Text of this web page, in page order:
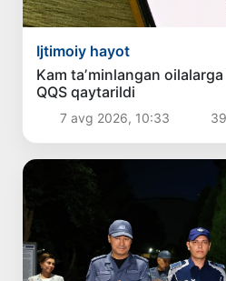
Ijtimoiy hayot
Kam taʼminlangan
QQS qaytarildi
7 avg 2026, 10:33